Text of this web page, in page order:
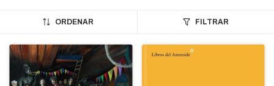
ORDENAR FILTRAR